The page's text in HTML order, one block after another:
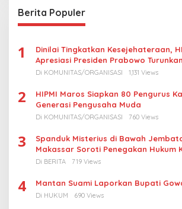
Berita Populer
1
Dinilai Tingkatkan Kesejehateraan,
Apresiasi Presiden Prabowo
Nelayan
Di KOMUNITAS/ORGANISASI 1,131 Views
2
HIPMI Maros Siapkan 80 Pengurus
Generasi Pengusaha Muda
Di KOMUNITAS/ORGANISASI 760 Views
3
Spanduk Misterius di Bawah
Makassar Soroti Penegakan Hukum
Di BERITA 719 Views
4 Mantan Suami Laporkan Bupati
Di HUKUM 690 Views